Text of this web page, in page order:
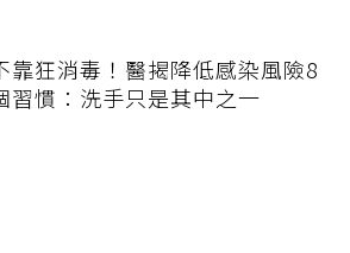
靠狂消毒！醫揭降低感染風險8
習慣：洗手只是其中之一